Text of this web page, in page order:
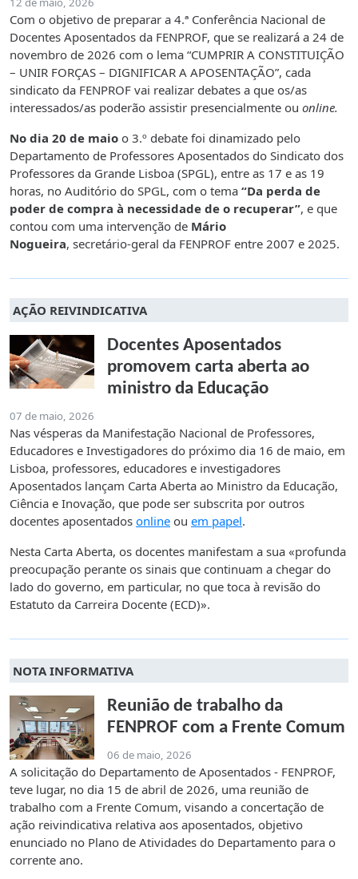
Com o objetivo de preparar a 4.ª Conferência Nacional de
Docentes Aposentados da FENPROF, que se realizará a 24 de
novembro de 2026 com o lema “CUMPRIR A CONSTITUIÇÃO
– UNIR FORÇAS – DIGNIFICAR A APOSENTAÇÃO”, cada
sindicato da FENPROF vai realizar debates a que os/as
interessados/as poderão assistir presencialmente ou online.
No dia 20 de maio o 3.º debate foi dinamizado pelo
Departamento de Professores Aposentados do Sindicato dos
Professores da Grande Lisboa (SPGL), entre as 17 e as 19
horas, no Auditório do SPGL, com o tema “Da perda de
poder de compra à necessidade de o recuperar”, e que
contou com uma intervenção de Mário
Nogueira, secretário-geral da FENPROF entre 2007 e 2025.
AÇÃO REIVINDICATIVA
Docentes Aposentados
promovem carta aberta ao
ministro da Educação
07 de maio, 2026
Nas vésperas da Manifestação Nacional de Professores,
Educadores e Investigadores do próximo dia 16 de maio, em
Lisboa, professores, educadores e investigadores
Aposentados lançam Carta Aberta ao Ministro da Educação,
Ciência e Inovação, que pode ser subscrita por outros
docentes aposentados online ou em papel.
Nesta Carta Aberta, os docentes manifestam a sua «profunda
preocupação perante os sinais que continuam a chegar do
lado do governo, em particular, no que toca à revisão do
Estatuto da Carreira Docente (ECD)».
NOTA INFORMATIVA
Reunião de trabalho da
FENPROF com a Frente Comum
06 de maio, 2026
A solicitação do Departamento de Aposentados - FENPROF,
teve lugar, no dia 15 de abril de 2026, uma reunião de
trabalho com a Frente Comum, visando a concertação de
ação reivindicativa relativa aos aposentados, objetivo
enunciado no Plano de Atividades do Departamento para o
corrente ano.